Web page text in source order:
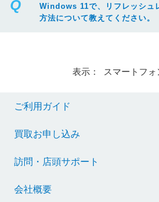
Windows 11で、リフレッシュ
方法について教えてください。
※リフレッシュレートを変更する場合は、ボックスか
表示： スマートフォ
ご利用ガイド
買取お申し込み
訪問・店頭サポート
会社概要